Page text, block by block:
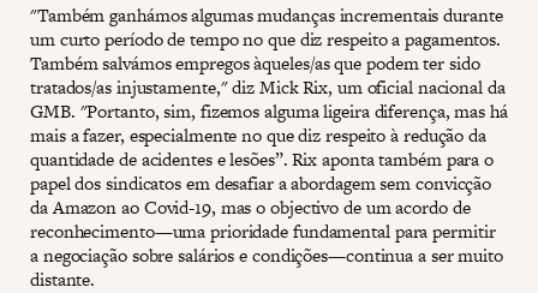
"Também ganhámos algumas mudanças incrementais durante
um curto período de tempo no que diz respeito a pagamentos.
Também salvámos empregos àqueles/as que podem ter sido
tratados/as injustamente," diz Mick Rix, um oficial nacional da
GMB. "Portanto, sim, fizemos alguma ligeira diferença, mas há
mais a fazer, especialmente no que diz respeito à redução da
quantidade de acidentes e lesões”. Rix aponta também para o
papel dos sindicatos em desafiar a abordagem sem convicção
da Amazon ao Covid-19, mas o objectivo de um acordo de
reconhecimento—uma prioridade fundamental para permitir
a negociação sobre salários e condições—continua a ser muito
distante.